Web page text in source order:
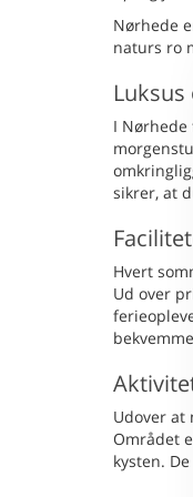
Nørhede
naturs ro
I
sikrer, at
Hvert
Ud over
Udover at
Området
kysten.